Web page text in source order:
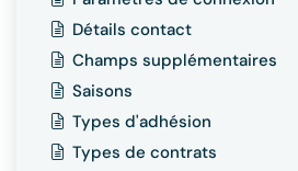
Détails contact
Champs supplémentaires
Saisons
Types d'adhésion
Types de contrats